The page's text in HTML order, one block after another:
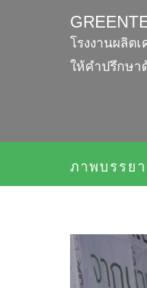
โรงงานผลิต
ให้คำปรึกษา
ภาพบรรย